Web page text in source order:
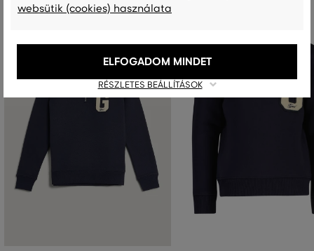
websütik (cookies) használata
RÉSZLETES BEÁLLÍTÁSOK
ELFOGADOM MINDET